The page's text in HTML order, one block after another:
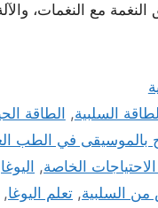
النغمة مع النغمات،
السلبية, الطاقة
بالموسيقى في الطب
الخاصة, اليوغا
السلبية, تعلم اليوغا,